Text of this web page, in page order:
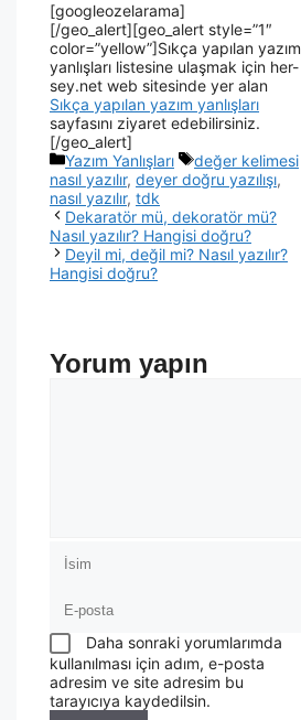
[googleozelarama]
[/geo_alert][geo_alert style=”1″
color=”yellow”]Sıkça yapılan yazım
yanlışları listesine ulaşmak için her-
sey.net web sitesinde yer alan
Sıkça yapılan yazım yanlışları
sayfasını ziyaret edebilirsiniz.
[/geo_alert]
Yazım Yanlışları
değer kelimesi
nasıl yazılır, deyer doğru yazılışı,
nasıl yazılır, tdk
Dekaratör mü, dekoratör mü?
Nasıl yazılır? Hangisi doğru?
Deyil mi, değil mi? Nasıl yazılır?
Hangisi doğru?
Yorum yapın
Daha sonraki yorumlarımda
kullanılması için adım, e-posta
adresim ve site adresim bu
tarayıcıya kaydedilsin.